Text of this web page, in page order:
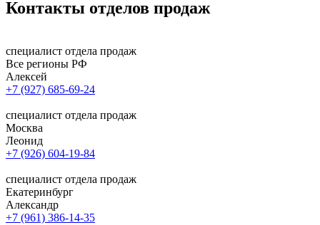
Контакты отделов продаж
специалист отдела продаж
Все регионы РФ
Алексей
+7 (927) 685-69-24
специалист отдела продаж
Москва
Леонид
+7 (926) 604-19-84
специалист отдела продаж
Екатеринбург
Александр
+7 (961) 386-14-35